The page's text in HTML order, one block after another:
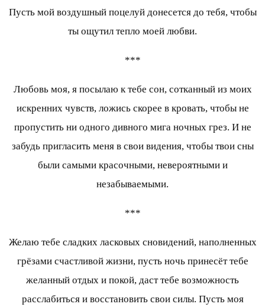
Пусть мой воздушный поцелуй донесется до тебя, чтобы
ты ощутил тепло моей любви.
***
Любовь моя, я посылаю к тебе сон, сотканный из моих
искренних чувств, ложись скорее в кровать, чтобы не
пропустить ни одного дивного мига ночных грез. И не
забудь пригласить меня в свои видения, чтобы твои сны
были самыми красочными, невероятными и
незабываемыми.
***
Желаю тебе сладких ласковых сновидений, наполненных
грёзами счастливой жизни, пусть ночь принесёт тебе
желанный отдых и покой, даст тебе возможность
расслабиться и восстановить свои силы. Пусть моя